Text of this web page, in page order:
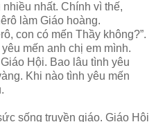
nhất. Chính vì thế,
làm Giáo hoàng.
con có mến Thầy không?”.
mến anh chị em mình.
Hội. Bao lâu tình yêu
Khi nào tình yêu mến
sống truyền giáo. Giáo Hội